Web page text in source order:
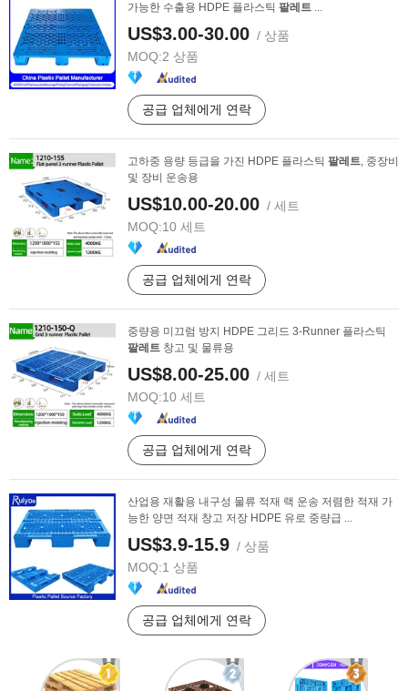
가능한 수출용 HDPE 플라스틱 팔레트 ...
US$3.00-30.00 / 상품
MOQ:2 상품
공급 업체에게 연락
고하중 용량 등급을 가진 HDPE 플라스틱 팔레트, 중장비
및 장비 운송용
US$10.00-20.00 / 세트
MOQ:10 세트
공급 업체에게 연락
중량용 미끄럼 방지 HDPE 그리드 3-Runner 플라스틱
팔레트 창고 및 물류용
US$8.00-25.00 / 세트
MOQ:10 세트
공급 업체에게 연락
산업용 재활용 내구성 물류 적재 랙 운송 저렴한 적재 가
능한 양면 적재 창고 저장 HDPE 유로 중량급 ...
US$3.9-15.9 / 상품
MOQ:1 상품
공급 업체에게 연락